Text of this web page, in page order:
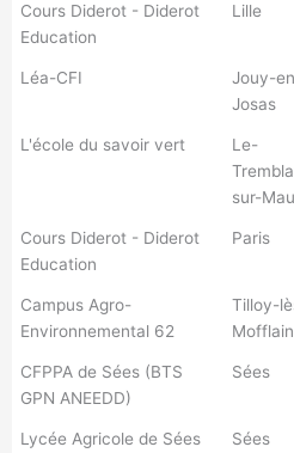
Cours Diderot - Diderot
Education
Lille
Léa-CFI
Jouy-
Josas
L'école du savoir vert
Le-
sur-
Cours Diderot - Diderot
Education
Paris
Campus Agro-
Environnemental 62
Tilloy-
CFPPA de Sées (BTS
GPN ANEEDD)
Sées
Lycée Agricole de Sées Sées